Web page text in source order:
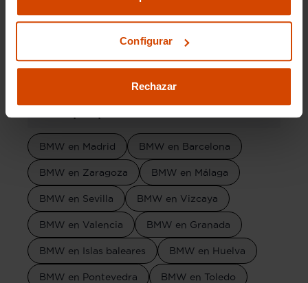
Configurar
Rechazar
BMW Serie 3 en Valladolid
BMW en Madrid BMW en Barcelona
BMW en Zaragoza BMW en Málaga
BMW en Sevilla BMW en Vizcaya
BMW en Valencia BMW en Granada
BMW en Islas baleares BMW en Huelva
BMW en Pontevedra BMW en Toledo